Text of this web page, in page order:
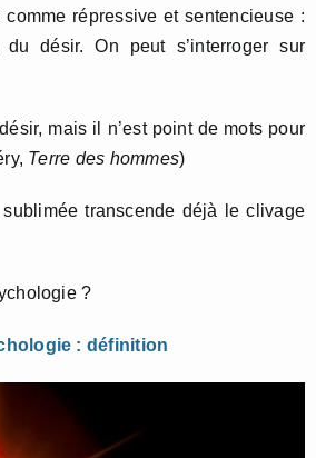
répressive et sentencieuse :
du désir. On peut s’interroger sur
mais il n’est point de mots pour
Terre des hommes)
transcende déjà le clivage
?
: définition